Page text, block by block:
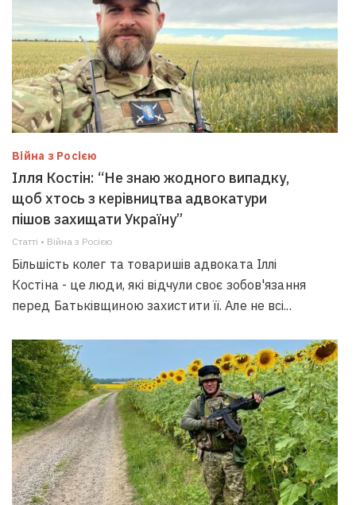
Війна з Росією
Ілля Костін: “Не знаю жодного випадку,
щоб хтось з керівництва адвокатури
пішов захищати Україну”
Статті • Війна з Росією
Більшість колег та товаришів адвоката Іллі
Костіна - це люди, які відчули своє зобов'язання
перед Батьківщиною захистити її. Але не всі...